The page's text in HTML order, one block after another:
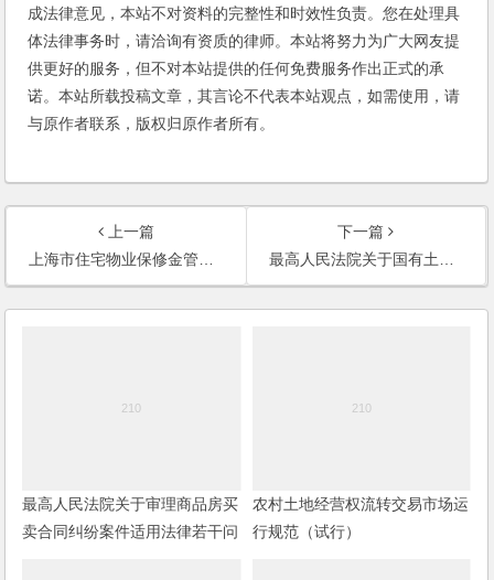
成法律意见，本站不对资料的完整性和时效性负责。您在处理具
体法律事务时，请洽询有资质的律师。本站将努力为广大网友提
供更好的服务，但不对本站提供的任何免费服务作出正式的承
诺。本站所载投稿文章，其言论不代表本站观点，如需使用，请
与原作者联系，版权归原作者所有。
上一篇
上海市住宅物业保修金管理暂行办法
下一篇
最高人民法院关于国有土地开荒后用于农耕的土地使用权转让合同纠纷案件如何适用法律问题的批复
最高人民法院关于审理商品房买
卖合同纠纷案件适用法律若干问
农村土地经营权流转交易市场运
行规范（试行）